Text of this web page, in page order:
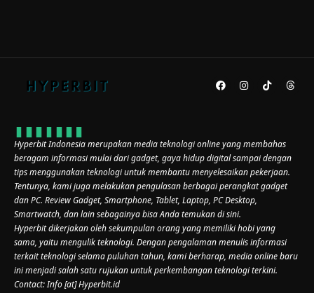
Hyperbit Indonesia merupakan media teknologi online yang membahas
beragam informasi mulai dari gadget, gaya hidup digital sampai dengan
tips menggunakan teknologi untuk membantu menyelesaikan pekerjaan.
Tentunya, kami juga melakukan pengulasan berbagai perangkat gadget
dan PC. Review Gadget, Smartphone, Tablet, Laptop, PC Desktop,
Smartwatch, dan lain sebagainya bisa Anda temukan di sini.
Hyperbit dikerjakan oleh sekumpulan orang yang memiliki hobi yang
sama, yaitu mengulik teknologi. Dengan pengalaman menulis informasi
terkait teknologi selama puluhan tahun, kami berharap, media online baru
ini menjadi salah satu rujukan untuk perkembangan teknologi terkini.
Contact: Info [at] Hyperbit.id